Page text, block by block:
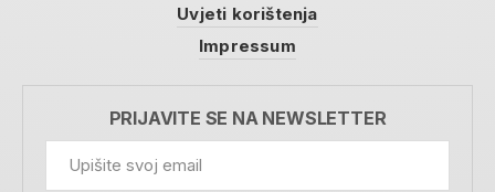
Uvjeti korištenja
Impressum
PRIJAVITE SE NA NEWSLETTER